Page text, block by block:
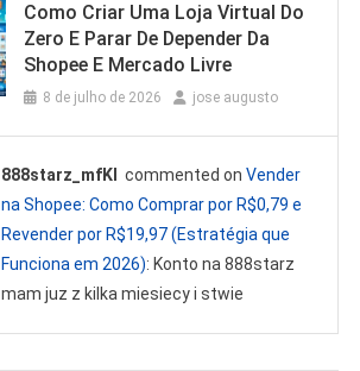
Como Criar Uma Loja Virtual Do
Zero E Parar De Depender Da
Shopee E Mercado Livre
8 de julho de 2026 jose augusto
888starz_mfKl commented onVender
na Shopee: Como Comprar por R$0,79 e
Revender por R$19,97 (Estratégia que
Funciona em 2026): Konto na 888starz
mam juz z kilka miesiecy i stwie